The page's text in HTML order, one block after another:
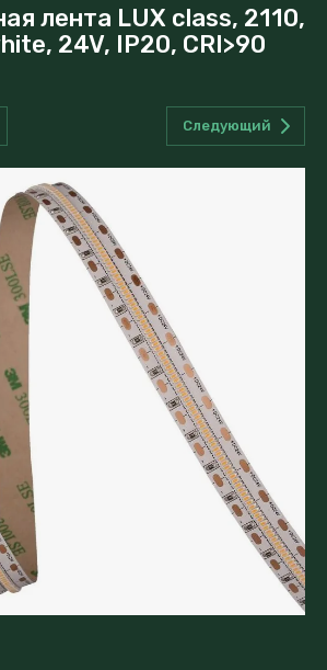
лента LUX class, 2110,
24V, IP20, CRI>90
Следующий